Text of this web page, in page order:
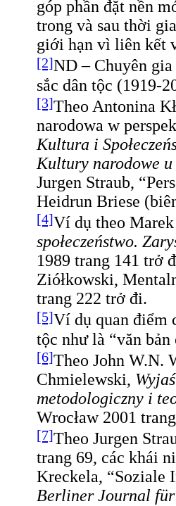
góp phần đặt nền
trong và sau thời
giới hạn vì liên kết
[2]ND – Chuyên gia
sắc dân tộc (1919-
[3]Theo Antonina
narodowa w
Kultura i
Kultury narodowe
Jurgen Straub,
Heidrun Briese
[4]Ví dụ theo
społeczeństwo.
1989 trang 141 trở
Ziółkowski,
trang 222 trở đi.
[5]Ví dụ quan điểm
tộc như là “văn bản
[6]Theo John W.N.
Chmielewski,
metodologiczny i
Wrocław 2001
[7]Theo Jurgen
trang 69, các khái
Kreckela, “Soziale
Berliner Journal